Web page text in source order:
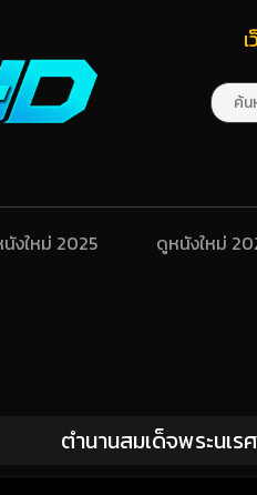
งใหม่ 2025 ดูหนังใหม่
ตํานานสมเด็จพระนเ